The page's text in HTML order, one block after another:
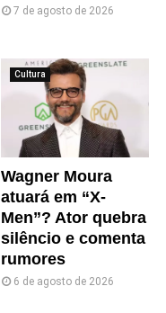
7 de agosto de 2026
Cultura
Wagner Moura
atuará em “X-
Men”? Ator quebra
silêncio e comenta
rumores
6 de agosto de 2026